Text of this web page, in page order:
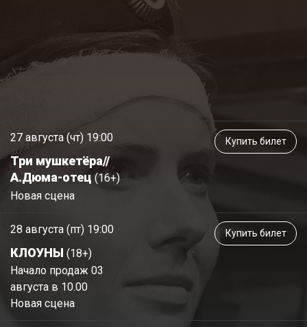
27 августа (чт) 19:00 Купить билет
Три мушкетёра//
А.Дюма-отец (16+)
Новая сцена
28 августа (пт) 19:00 Купить билет
КЛОУНЫ (18+)
Начало продаж 03
августа в 10.00
Новая сцена